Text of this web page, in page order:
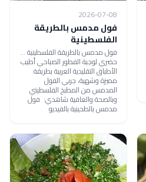
2026-07-08
فول مدمس بالطريقة
الفلسطينية
فول مدمس بالطريقة الفلسطينية ...
حضري لوجبة الفطور الصباحي أطيب
الأطباق التقليدية العربية بطريقة
مميزة وشهية، جربي الفول
المدمس من المطبخ الفلسطيني
وبالصحة والعافية شاهدي: فول
مدمس بالطحينية بالفيديو